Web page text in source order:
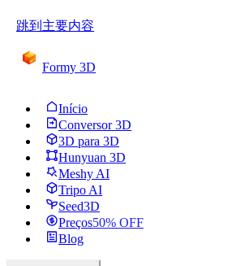
跳到主要内容
Formy 3D
Início
Conversor 3D
3D para 3D
Hunyuan 3D
Meshy AI
Tripo AI
Seed3D
Preços50% OFF
Blog